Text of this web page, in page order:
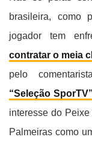
brasileira, como
jogador tem
contratar o meia
pelo
“Seleção SporTV”
interesse do Peixe
Palmeiras como